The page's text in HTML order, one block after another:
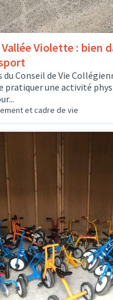
Violette : bien
du Conseil de Vie
pratiquer une activité
et cadre de vie